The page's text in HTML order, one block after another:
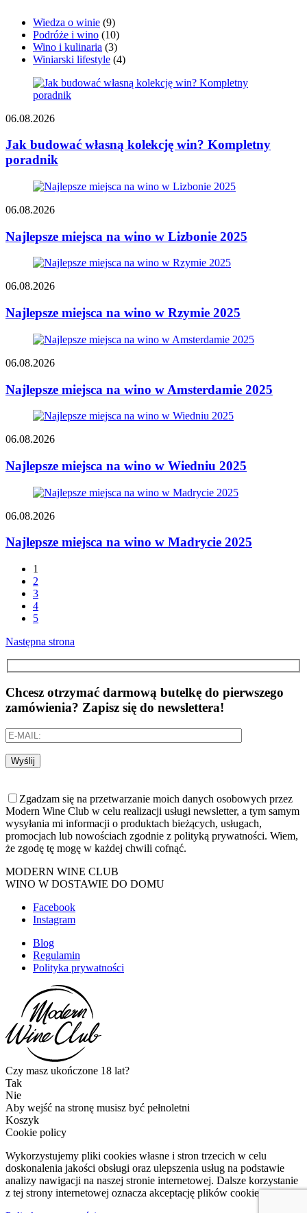
Wiedza o winie (9)
Podróże i wino (10)
Wino i kulinaria (3)
Winiarski lifestyle (4)
06.08.2026
Jak budować własną kolekcję win? Kompletny
poradnik
06.08.2026
Najlepsze miejsca na wino w Lizbonie 2025
06.08.2026
Najlepsze miejsca na wino w Rzymie 2025
06.08.2026
Najlepsze miejsca na wino w Amsterdamie 2025
06.08.2026
Najlepsze miejsca na wino w Wiedniu 2025
06.08.2026
Najlepsze miejsca na wino w Madrycie 2025
1
2
3
4
5
Następna strona
Chcesz otrzymać darmową butelkę do pierwszego
zamówienia? Zapisz się do newslettera!
Wyślij
Zgadzam się na przetwarzanie moich danych osobowych przez
Modern Wine Club w celu realizacji usługi newsletter, a tym samym
wysyłania mi informacji o produktach bieżących, usługach,
promocjach lub nowościach zgodnie z polityką prywatności. Wiem,
że zgodę tę mogę w każdej chwili cofnąć.
MODERN WINE CLUB
WINO W DOSTAWIE DO DOMU
Facebook
Instagram
Blog
Regulamin
Polityka prywatności
Czy masz ukończone 18 lat?
Tak
Nie
Aby wejść na stronę musisz być pełnoletni
Koszyk
Cookie policy
Wykorzystujemy pliki cookies własne i stron trzecich w celu
doskonalenia jakości obsługi oraz ulepszenia usług na podstawie
analizy nawigacji na naszej stronie internetowej. Dalsze korzystanie
z tej strony internetowej oznacza akceptację plików cookies.